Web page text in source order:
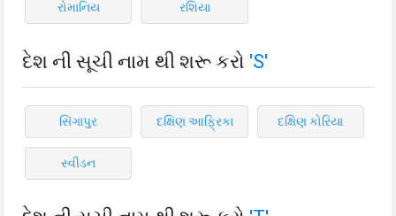
રોમાનિય રશિયા
દેશ ની સૂચી નામ થી શરૂ કરો 'S'
સિંગાપુર દક્ષિણ આફ્રિકા દક્ષિણ કોરિયા
સ્વીડન